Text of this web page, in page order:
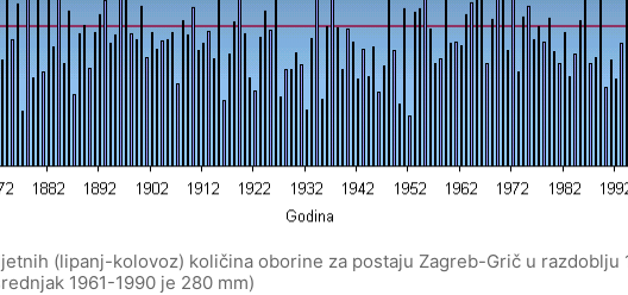
(lipanj-kolovoz) količina oborine za postaju Zagreb-Grič u razdoblju
1961-1990 je 280 mm)